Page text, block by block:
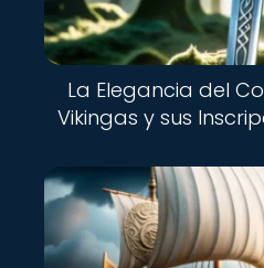
La Elegancia del
Vikingas y sus